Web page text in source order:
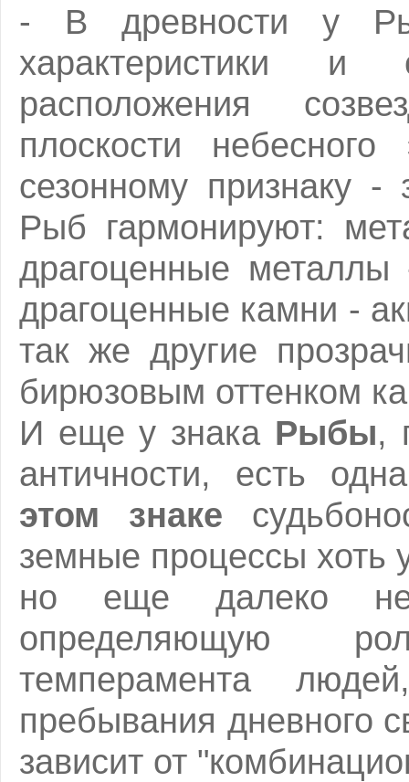
- В древности у
характеристики и
расположения
плоскости
сезонному признаку -
Рыб гармонируют:
драгоценные
драгоценные камни -
так же другие
бирюзовым оттенком
И еще у знака Рыбы,
античности, есть
этом знаке
земные процессы хоть
но еще далеко не
определяющую
темперамента
пребывания дневного
зависит от